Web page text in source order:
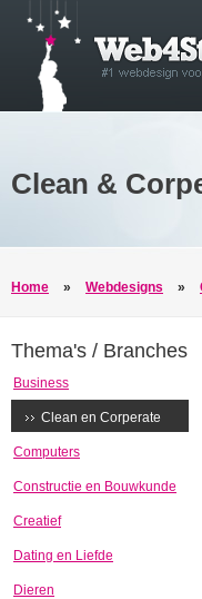
Clean &
Home » Webdesigns »
Thema's / Branches
Business
Clean en Corperate
Computers
Constructie en Bouwkunde
Creatief
Dating en Liefde
Dieren